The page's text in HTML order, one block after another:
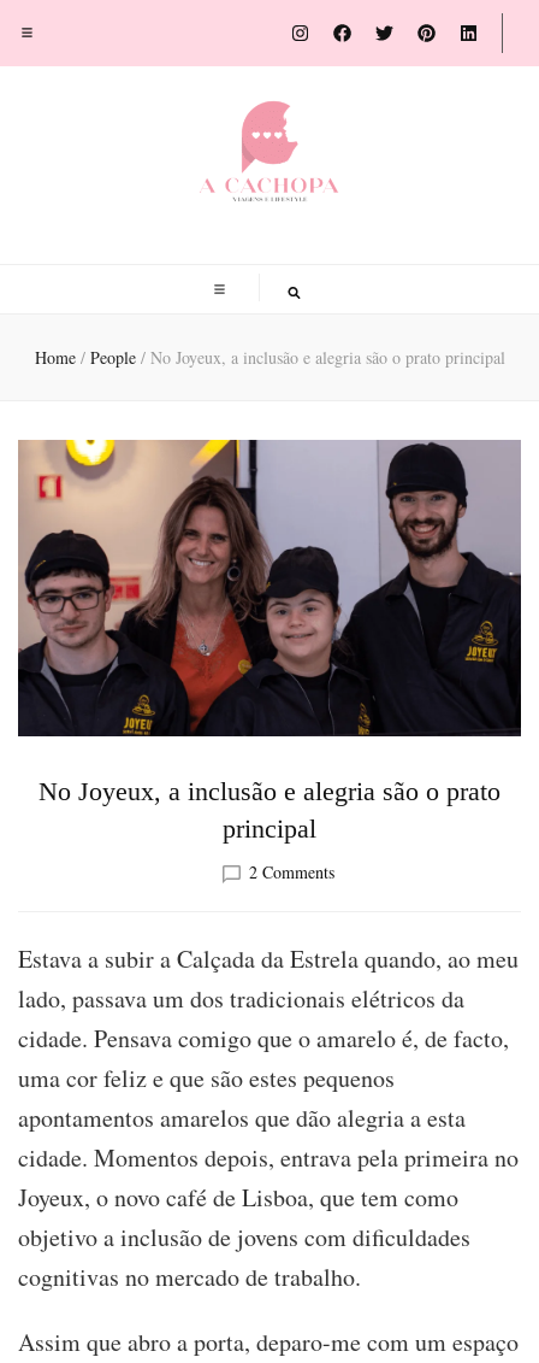
Home / People / No Joyeux, a inclusão e alegria são o prato principal
No Joyeux, a inclusão e alegria são o prato
principal
2 Commentson
inclusão
e
são
o
prato
principal
Estava a subir a Calçada da Estrela quando, ao meu
lado, passava um dos tradicionais elétricos da
cidade. Pensava comigo que o amarelo é, de facto,
uma cor feliz e que são estes pequenos
apontamentos amarelos que dão alegria a esta
cidade. Momentos depois, entrava pela primeira no
Joyeux, o novo café de Lisboa, que tem como
objetivo a inclusão de jovens com dificuldades
cognitivas no mercado de trabalho.
Assim que abro a porta, deparo-me com um espaço